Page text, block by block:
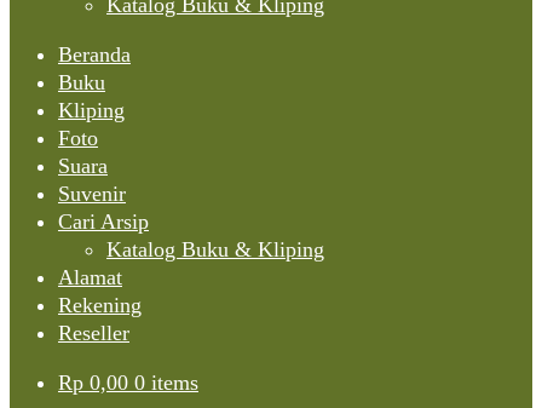
Katalog Buku & Kliping
Beranda
Buku
Kliping
Foto
Suara
Suvenir
Cari Arsip
Katalog Buku & Kliping
Alamat
Rekening
Reseller
Rp 0,00 0 items